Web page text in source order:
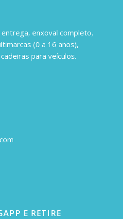
enxoval completo,
(0 a 16 anos),
para veículos.
E RETIRE